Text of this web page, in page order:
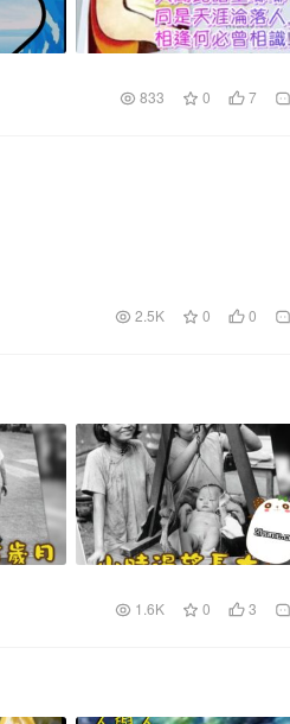
833 0 7
2.5K 0 0
1.6K 0 3